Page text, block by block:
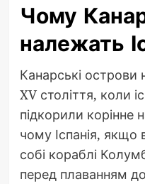
Чому
належать
Канарські острови
XV століття, коли
підкорили корінне
чому Іспанія, якщо
собі кораблі
перед плаванням